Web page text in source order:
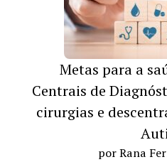
Metas para a
Centrais de
cirurgias e
por Rana